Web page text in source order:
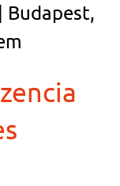
Budapest,